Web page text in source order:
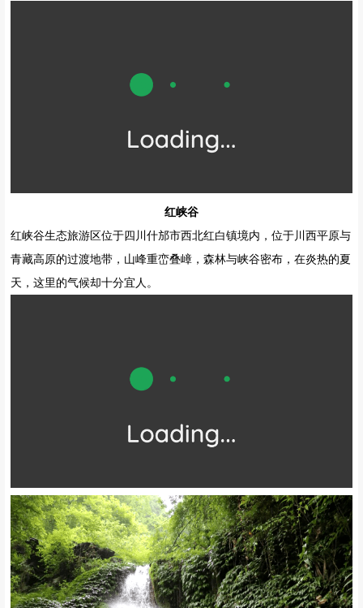
红峡谷
红峡谷生态旅游区位于四川什邡市西北红白镇境内，位于川西平原与
天，这里的气候却十分宜人。